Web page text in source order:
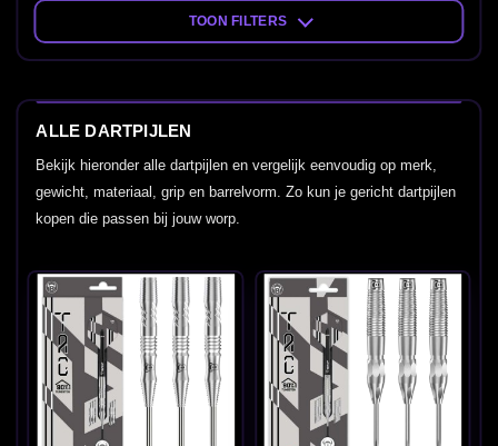
TOON FILTERS
ALLE DARTPIJLEN
Bekijk hieronder alle dartpijlen en vergelijk eenvoudig op merk,
gewicht, materiaal, grip en barrelvorm. Zo kun je gericht dartpijlen
kopen die passen bij jouw worp.